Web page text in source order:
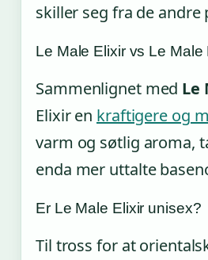
skiller seg fra de
Le Male Elixir vs Le Male
Sammenlignet med Le
Elixir en kraftigere og
varm og søtlig aroma,
enda mer uttalte
Er Le Male Elixir unisex?
Til tross for at